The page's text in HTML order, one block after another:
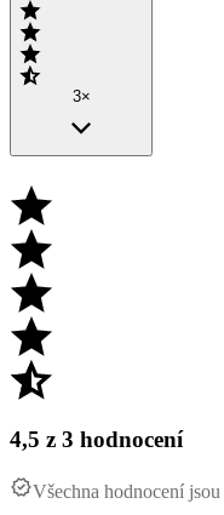
3×
4,5 z 3 hodnocení
Všechna hodnocení jsou